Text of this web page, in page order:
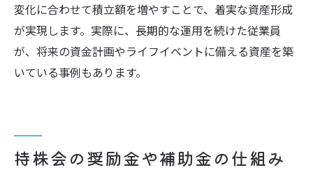
変化に合わせて積立額を増やすことで、着実な資産形成
が実現します。実際に、長期的な運用を続けた従業員
が、将来の資金計画やライフイベントに備える資産を築
いている事例もあります。
持株会の奨励金や補助金の仕組み